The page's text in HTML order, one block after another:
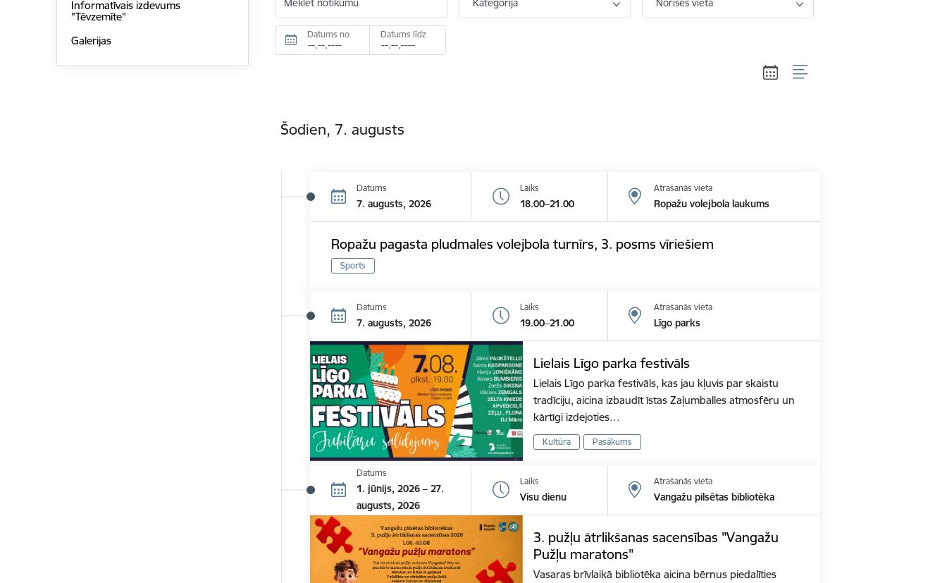
Informatīvais izdevums
"Tēvzemīte"
Galerijas
Datums no Datums līdz
Šodien, 7. augusts
Datums
7. augusts, 2026
Laiks
18.00–21.00
Atrašanās vieta
Ropažu volejbola laukums
Ropažu pagasta pludmales volejbola turnīrs, 3. posms vīriešiem
Sports
Datums
7. augusts, 2026
Laiks
19.00–21.00
Atrašanās vieta
Līgo parks
Lielais Līgo parka festivāls
Lielais Līgo parka festivāls, kas jau kļuvis par skaistu
tradīciju, aicina izbaudīt īstas Zaļumballes atmosfēru un
kārtīgi izdejoties…
Kultūra Pasākums
Datums
1. jūnijs, 2026 – 27.
augusts, 2026
Laiks
Visu dienu
Atrašanās vieta
Vangažu pilsētas bibliotēka
3. pužļu ātrlikšanas sacensības "Vangažu
Pužļu maratons"
Vasaras brīvlaikā bibliotēka aicina bērnus piedalīties